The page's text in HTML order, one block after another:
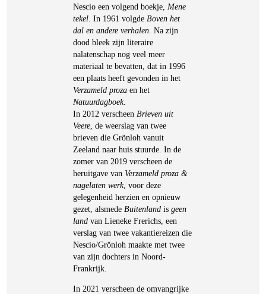
Nescio een volgend boekje, Mene
tekel . In 1961 volgde Boven het
dal en andere verhalen . Na zijn
dood bleek zijn literaire
nalatenschap nog veel meer
materiaal te bevatten, dat in 1996
een plaats heeft gevonden in het
Verzameld proza en het
Natuurdagboek.
In 2012 verscheen Brieven uit
Veere , de weerslag van twee
brieven die Grönloh vanuit
Zeeland naar huis stuurde. In de
zomer van 2019 verscheen de
heruitgave van Verzameld proza &
nagelaten werk, voor deze
gelegenheid herzien en opnieuw
gezet, alsmede Buitenland isgeen
land van Lieneke Frerichs, een
verslag van twee vakantiereizen die
Nescio/Grönloh maakte met twee
van zijn dochters in Noord-
Frankrijk.
In 2021 verscheen de omvangrijke